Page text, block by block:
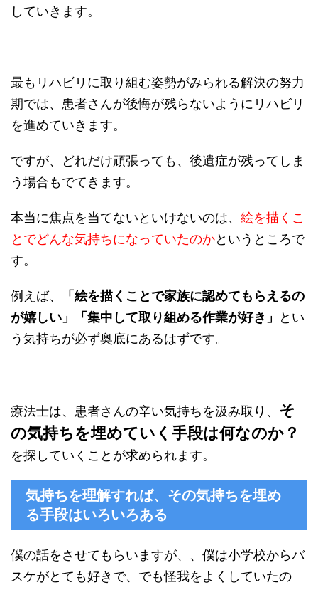
していきます。
最もリハビリに取り組む姿勢がみられる解決の努力
期では、患者さんが後悔が残らないようにリハビリ
を進めていきます。
ですが、どれだけ頑張っても、後遺症が残ってしま
う場合もでてきます。
本当に焦点を当てないといけないのは、 絵を描くこ
とでどんな気持ちになっていたのかというところで
す。
例えば、
「絵を描くことで家族に認めてもらえるの
が嬉しい」「集中して取り組める作業が好き」
とい
う気持ちが必ず奥底にあるはずです。
療法士は、患者さんの辛い気持ちを汲み取り、 そ
の気持ちを埋めていく手段は何なのか？
を探していくことが求められます。
気持ちを理解すれば、その気持ちを埋め
る手段はいろいろある
僕の話をさせてもらいますが、、僕は小学校からバ
スケがとても好きで、でも怪我をよくしていたの